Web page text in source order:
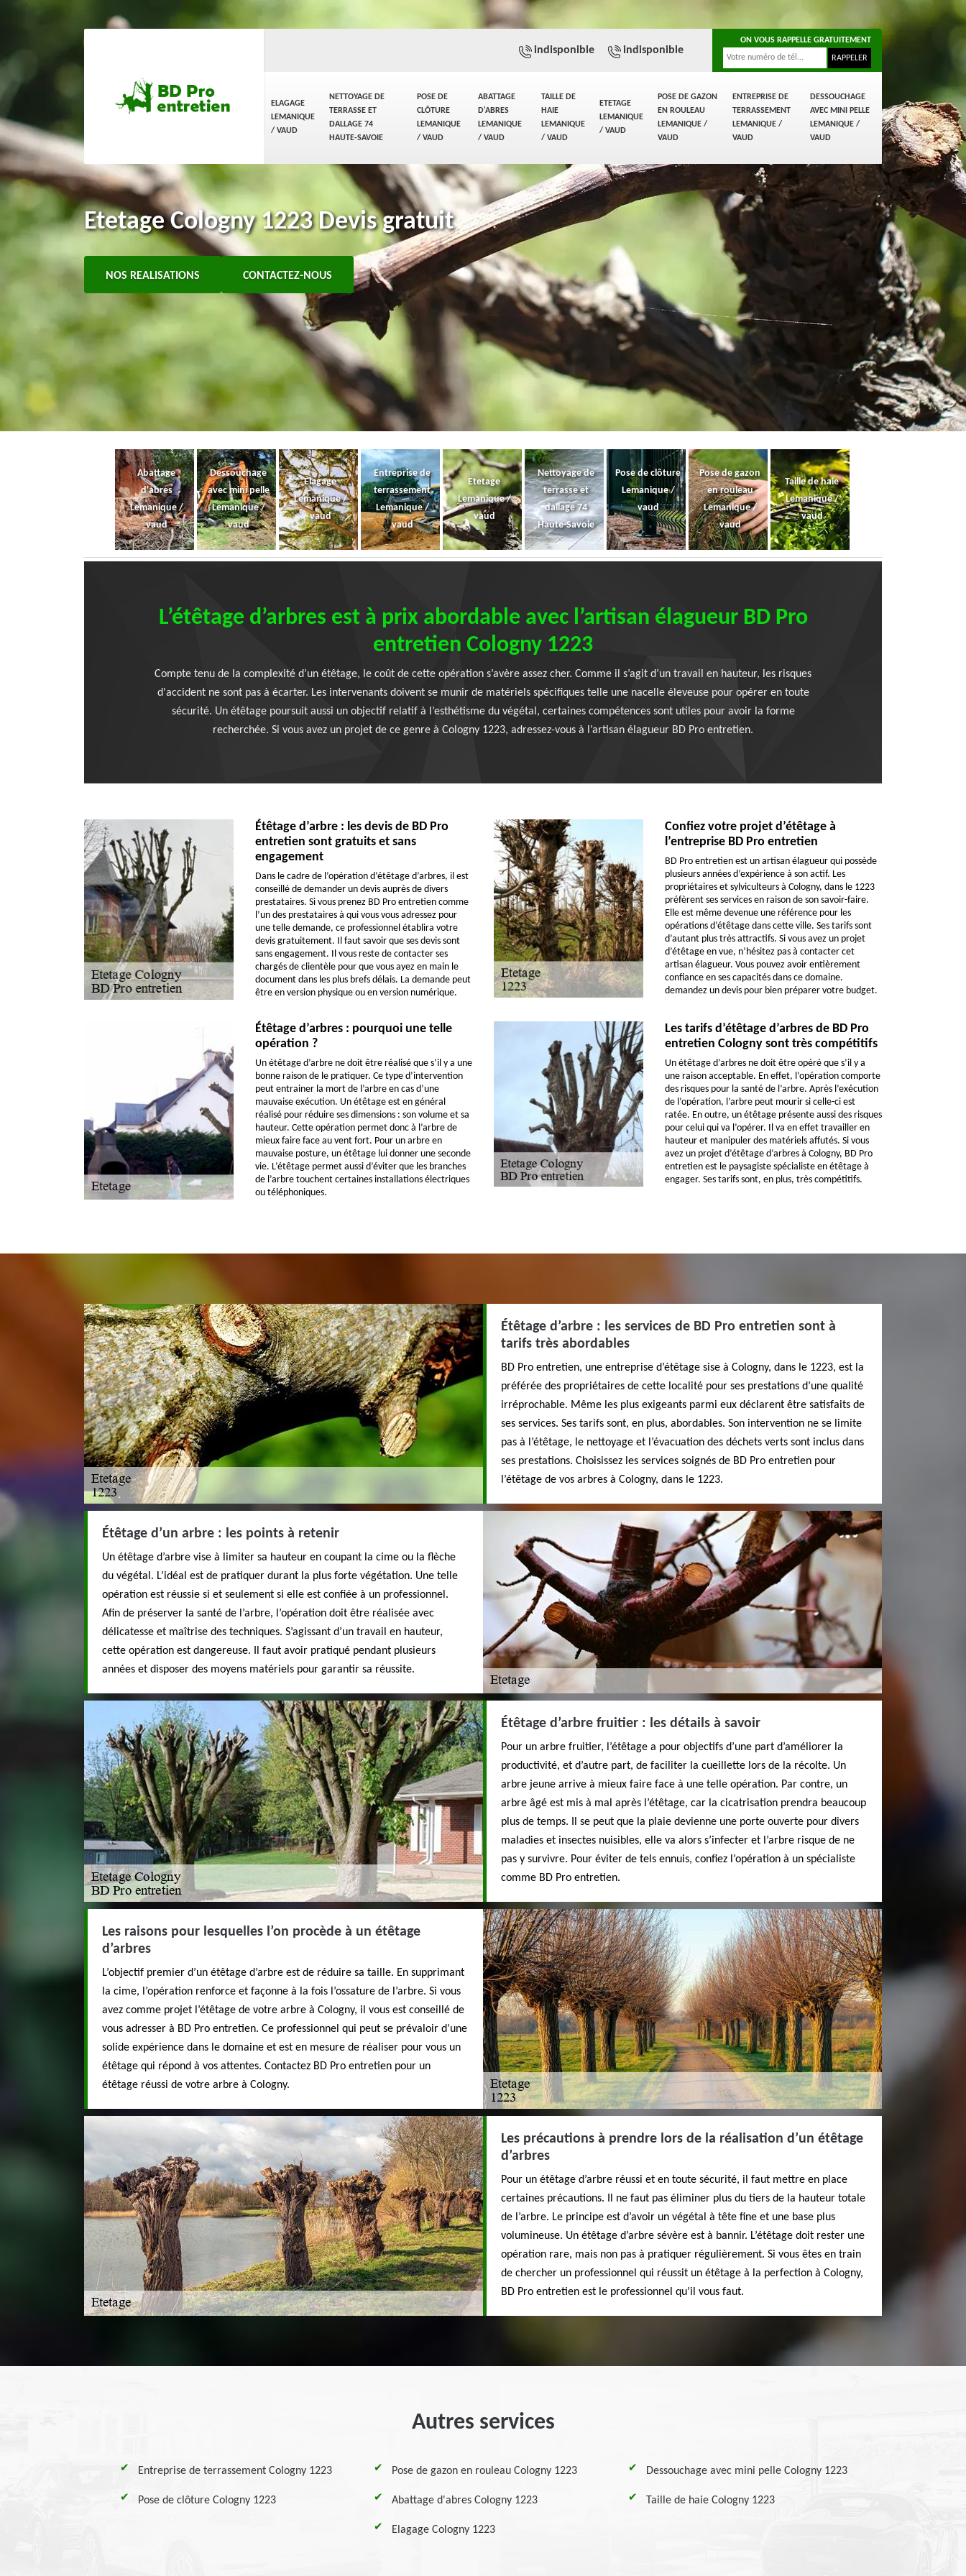
ELAGAGE
LEMANIQUE
/ VAUD
NETTOYAGE DE
TERRASSE ET
DALLAGE 74
HAUTE-SAVOIE
POSE DE
CLÔTURE
LEMANIQUE
/ VAUD
ABATTAGE
D'ABRES
LEMANIQUE
/ VAUD
TAILLE DE
HAIE
LEMANIQUE
/ VAUD
ETETAGE
LEMANIQUE
/ VAUD
POSE DE GAZON
EN ROULEAU
LEMANIQUE /
VAUD
ENTREPRISE DE
TERRASSEMENT
LEMANIQUE /
VAUD
DESSOUCHAGE
AVEC MINI PELLE
LEMANIQUE /
VAUD
indisponible indisponible
ON VOUS RAPPELLE GRATUITEMENT
Etetage Cologny 1223 Devis gratuit
NOS REALISATIONS CONTACTEZ-NOUS
Abattage
d'abres
Lemanique /
vaud
Dessouchage
avec mini pelle
Lemanique /
vaud
Elagage
Lemanique /
vaud
Entreprise de
terrassement
Lemanique /
vaud
Etetage
Lemanique /
vaud
Nettoyage de
terrasse et
dallage 74
Haute-Savoie
Pose de clôture
Lemanique /
vaud
Pose de gazon
en rouleau
Lemanique /
vaud
Taille de haie
Lemanique /
vaud
L’étêtage d’arbres est à prix abordable avec l’artisan élagueur BD Pro
entretien Cologny 1223
Compte tenu de la complexité d’un étêtage, le coût de cette opération s’avère assez cher. Comme il s’agit d’un travail en hauteur, les risques
d'accident ne sont pas à écarter. Les intervenants doivent se munir de matériels spécifiques telle une nacelle éleveuse pour opérer en toute
sécurité. Un étêtage poursuit aussi un objectif relatif à l’esthétisme du végétal, certaines compétences sont utiles pour avoir la forme
recherchée. Si vous avez un projet de ce genre à Cologny 1223, adressez-vous à l’artisan élagueur BD Pro entretien.
Étêtage d’arbre : les devis de BD Pro
entretien sont gratuits et sans
engagement
Dans le cadre de l’opération d’étêtage d’arbres, il est
conseillé de demander un devis auprès de divers
prestataires. Si vous prenez BD Pro entretien comme
l’un des prestataires à qui vous vous adressez pour
une telle demande, ce professionnel établira votre
devis gratuitement. Il faut savoir que ses devis sont
sans engagement. Il vous reste de contacter ses
chargés de clientèle pour que vous ayez en main le
document dans les plus brefs délais. La demande peut
être en version physique ou en version numérique.
Confiez votre projet d’étêtage à
l’entreprise BD Pro entretien
BD Pro entretien est un artisan élagueur qui possède
plusieurs années d’expérience à son actif. Les
propriétaires et sylviculteurs à Cologny, dans le 1223
préfèrent ses services en raison de son savoir-faire.
Elle est même devenue une référence pour les
opérations d’étêtage dans cette ville. Ses tarifs sont
d’autant plus très attractifs. Si vous avez un projet
d’étêtage en vue, n’hésitez pas à contacter cet
artisan élagueur. Vous pouvez avoir entièrement
confiance en ses capacités dans ce domaine.
demandez un devis pour bien préparer votre budget.
Étêtage d’arbres : pourquoi une telle
opération ?
Un étêtage d’arbre ne doit être réalisé que s’il y a une
bonne raison de le pratiquer. Ce type d’intervention
peut entrainer la mort de l’arbre en cas d’une
mauvaise exécution. Un étêtage est en général
réalisé pour réduire ses dimensions : son volume et sa
hauteur. Cette opération permet donc à l’arbre de
mieux faire face au vent fort. Pour un arbre en
mauvaise posture, un étêtage lui donner une seconde
vie. L’étêtage permet aussi d’éviter que les branches
de l’arbre touchent certaines installations électriques
ou téléphoniques.
Les tarifs d’étêtage d’arbres de BD Pro
entretien Cologny sont très compétitifs
Un étêtage d’arbres ne doit être opéré que s’il y a
une raison acceptable. En effet, l’opération comporte
des risques pour la santé de l’arbre. Après l’exécution
de l’opération, l’arbre peut mourir si celle-ci est
ratée. En outre, un étêtage présente aussi des risques
pour celui qui va l’opérer. Il va en effet travailler en
hauteur et manipuler des matériels affutés. Si vous
avez un projet d’étêtage d’arbres à Cologny, BD Pro
entretien est le paysagiste spécialiste en étêtage à
engager. Ses tarifs sont, en plus, très compétitifs.
Étêtage d’arbre : les services de BD Pro entretien sont à
tarifs très abordables
BD Pro entretien, une entreprise d’étêtage sise à Cologny, dans le 1223, est la
préférée des propriétaires de cette localité pour ses prestations d’une qualité
irréprochable. Même les plus exigeants parmi eux déclarent être satisfaits de
ses services. Ses tarifs sont, en plus, abordables. Son intervention ne se limite
pas à l’étêtage, le nettoyage et l’évacuation des déchets verts sont inclus dans
ses prestations. Choisissez les services soignés de BD Pro entretien pour
l’étêtage de vos arbres à Cologny, dans le 1223.
Étêtage d’un arbre : les points à retenir
Un étêtage d’arbre vise à limiter sa hauteur en coupant la cime ou la flèche
du végétal. L’idéal est de pratiquer durant la plus forte végétation. Une telle
opération est réussie si et seulement si elle est confiée à un professionnel.
Afin de préserver la santé de l’arbre, l’opération doit être réalisée avec
délicatesse et maîtrise des techniques. S’agissant d’un travail en hauteur,
cette opération est dangereuse. Il faut avoir pratiqué pendant plusieurs
années et disposer des moyens matériels pour garantir sa réussite.
Étêtage d’arbre fruitier : les détails à savoir
Pour un arbre fruitier, l’étêtage a pour objectifs d’une part d’améliorer la
productivité, et d’autre part, de faciliter la cueillette lors de la récolte. Un
arbre jeune arrive à mieux faire face à une telle opération. Par contre, un
arbre âgé est mis à mal après l’étêtage, car la cicatrisation prendra beaucoup
plus de temps. Il se peut que la plaie devienne une porte ouverte pour divers
maladies et insectes nuisibles, elle va alors s’infecter et l’arbre risque de ne
pas y survivre. Pour éviter de tels ennuis, confiez l’opération à un spécialiste
comme BD Pro entretien.
Les raisons pour lesquelles l’on procède à un étêtage
d’arbres
L’objectif premier d’un étêtage d’arbre est de réduire sa taille. En supprimant
la cime, l’opération renforce et façonne à la fois l’ossature de l’arbre. Si vous
avez comme projet l’étêtage de votre arbre à Cologny, il vous est conseillé de
vous adresser à BD Pro entretien. Ce professionnel qui peut se prévaloir d’une
solide expérience dans le domaine et est en mesure de réaliser pour vous un
étêtage qui répond à vos attentes. Contactez BD Pro entretien pour un
étêtage réussi de votre arbre à Cologny.
Les précautions à prendre lors de la réalisation d’un étêtage
d’arbres
Pour un étêtage d’arbre réussi et en toute sécurité, il faut mettre en place
certaines précautions. Il ne faut pas éliminer plus du tiers de la hauteur totale
de l’arbre. Le principe est d’avoir un végétal à tête fine et une base plus
volumineuse. Un étêtage d’arbre sévère est à bannir. L’étêtage doit rester une
opération rare, mais non pas à pratiquer régulièrement. Si vous êtes en train
de chercher un professionnel qui réussit un étêtage à la perfection à Cologny,
BD Pro entretien est le professionnel qu’il vous faut.
Autres services
Entreprise de terrassement Cologny 1223 Pose de gazon en rouleau Cologny 1223 Dessouchage avec mini pelle Cologny 1223
Pose de clôture Cologny 1223 Abattage d'abres Cologny 1223 Taille de haie Cologny 1223
Elagage Cologny 1223